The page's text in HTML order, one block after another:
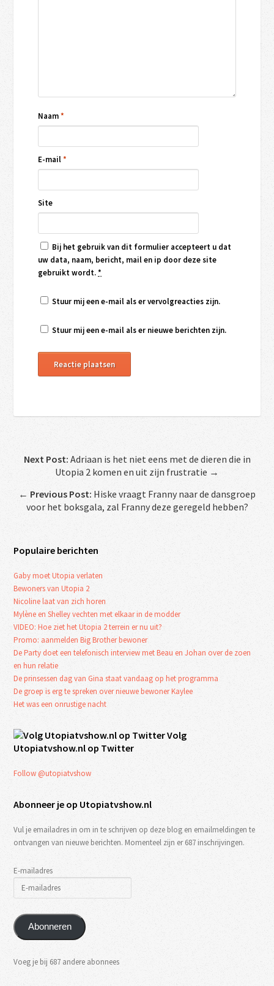
Naam*
E-mail*
Site
Bij het gebruik van dit formulier accepteert u dat
uw data, naam, bericht, mail en ip door deze site
gebruikt wordt.*
Stuur mij een e-mail als er vervolgreacties zijn.
Stuur mij een e-mail als er nieuwe berichten zijn.
Next Post: Adriaan is het niet eens met de dieren die in
Utopia 2 komen en uit zijn frustratie →
← Previous Post: Hiske vraagt Franny naar de dansgroep
voor het boksgala, zal Franny deze geregeld hebben?
Populaire berichten
Gaby moet Utopia verlaten
Bewoners van Utopia 2
Nicoline laat van zich horen
Mylène en Shelley vechten met elkaar in de modder
VIDEO: Hoe ziet het Utopia 2 terrein er nu uit?
Promo: aanmelden Big Brother bewoner
De Party doet een telefonisch interview met Beau en Johan over de zoen
en hun relatie
De prinsessen dag van Gina staat vandaag op het programma
De groep is erg te spreken over nieuwe bewoner Kaylee
Het was een onrustige nacht
Volg
Utopiatvshow.nl op Twitter
Follow @utopiatvshow
Abonneer je op Utopiatvshow.nl
Vul je emailadres in om in te schrijven op deze blog en emailmeldingen te
ontvangen van nieuwe berichten. Momenteel zijn er 687 inschrijvingen.
E-mailadres
Abonneren
Voeg je bij 687 andere abonnees